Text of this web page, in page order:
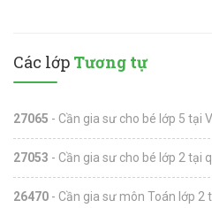
Các lớp Tương tự
27065 - Cần gia sư cho bé lớp 5 tại
27053 - Cần gia sư cho bé lớp 2 tại
26470 - Cần gia sư môn Toán lớp 2